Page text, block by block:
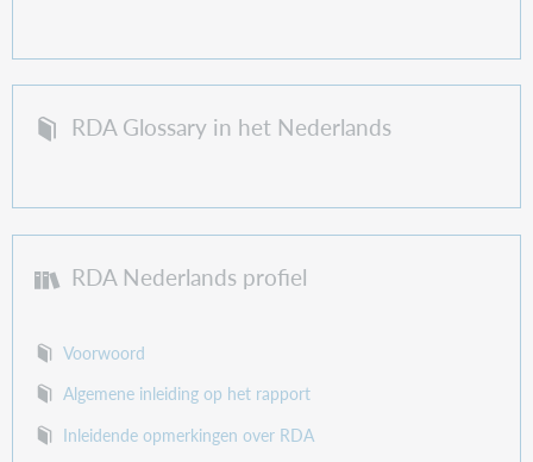
RDA Glossary in het Nederlands
RDA Nederlands profiel
Voorwoord
Algemene inleiding op het rapport
Inleidende opmerkingen over RDA